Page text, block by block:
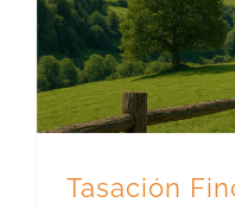
Tasación